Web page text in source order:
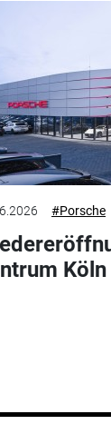
#Porsche
Köln